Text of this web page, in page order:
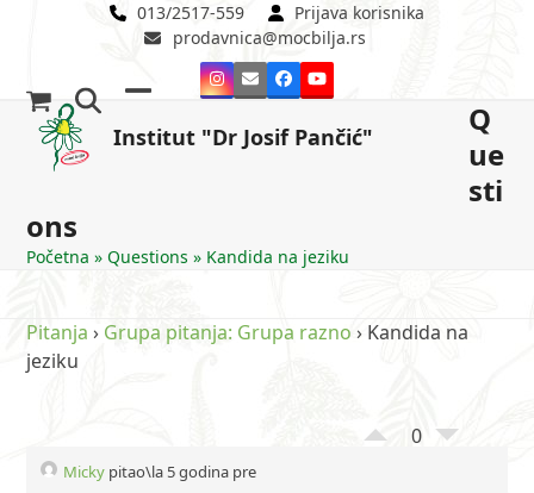
013/2517-559
Prijava korisnika
prodavnica@mocbilja.rs
Instagram
EmailFacebookYouTube
Institut "Dr Josif Pančić"
mobile
mobile
Q
ue
sti
ons
Početna »Questions » Kandida na jeziku
Pitanja › Grupa pitanja: Grupa razno › Kandida na
jeziku
0
Micky pitao\la 5 godina pre